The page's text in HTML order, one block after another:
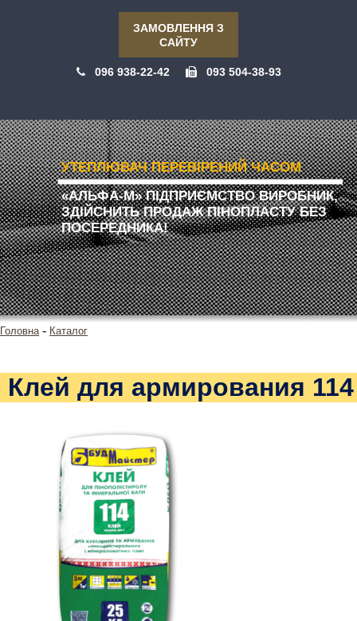
ЗАМОВЛЕННЯ З
САЙТУ
096 938-22-42 093 504-38-93
УТЕПЛЮВАЧ ПЕРЕВІРЕНИЙ ЧАСОМ
«АЛЬФА-М» ПІДПРИЄМСТВО ВИРОБНИК,
ЗДІЙСНИТЬ ПРОДАЖ ПІНОПЛАСТУ БЕЗ
ПОСЕРЕДНИКА!
Головна - Каталог
Клей для армирования 114